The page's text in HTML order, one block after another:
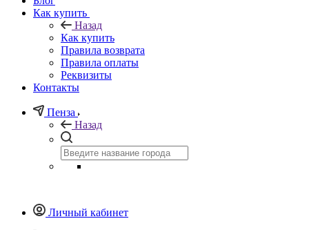
Как купить
Назад
Как купить
Правила возврата
Правила оплаты
Реквизиты
Контакты
Пенза
Назад
Личный кабинет